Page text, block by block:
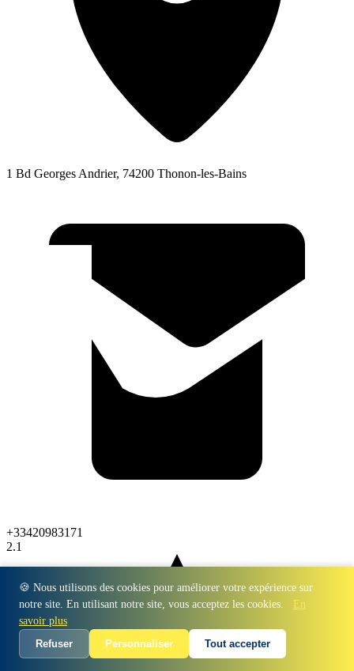
🍪 Nous utilisons des cookies pour améliorer votre expérience sur
notre site. En utilisant notre site, vous acceptez les cookies.
En
savoir plus
Refuser
Personnaliser Tout accepter
1 Bd Georges Andrier, 74200 Thonon-les-Bains
+33420983171
2.1